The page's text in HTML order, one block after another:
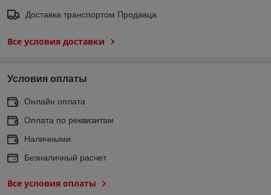
Доставка транспортом Продавца
Все условия доставки
Условия оплаты
Онлайн оплата
Оплата по реквизитам
Наличными
Безналичный расчет
Все условия оплаты